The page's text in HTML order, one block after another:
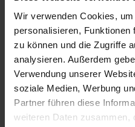
Wir verwenden Cookies,
personalisieren, Funktionen
zu können und die Zugriffe
analysieren. Außerdem
Verwendung unserer
soziale Medien, Werbung
Partner führen diese
weiteren Daten zusammen,
Konsole
Prod.-